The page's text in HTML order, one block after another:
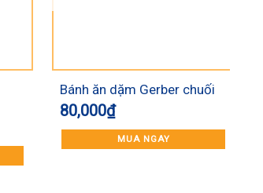
Bánh ăn dặm Gerber chuối
80,000₫
MUA NGAY